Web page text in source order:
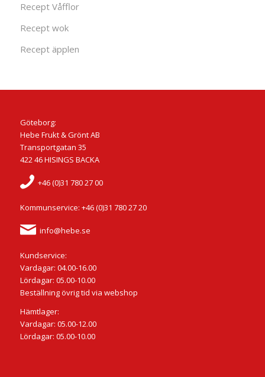
Recept Våfflor
Recept wok
Recept äpplen
Göteborg:
Hebe Frukt & Grönt AB
Transportgatan 35
422 46 HISINGS BACKA
+46 (0)31 780 27 00
Kommunservice: +46 (0)31 780 27 20
info@hebe.se
Kundservice:
Vardagar: 04.00-16.00
Lördagar: 05.00-10.00
Beställning övrig tid via webshop
Hämtlager:
Vardagar: 05.00-12.00
Lördagar: 05.00-10.00